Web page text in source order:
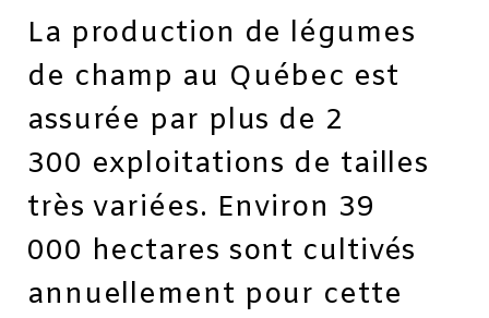
La production de légumes
de champ au Québec est
assurée par plus de 2
300 exploitations de tailles
très variées. Environ 39
000 hectares sont cultivés
annuellement pour cette